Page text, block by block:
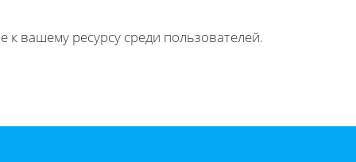
вашему ресурсу среди пользователей.